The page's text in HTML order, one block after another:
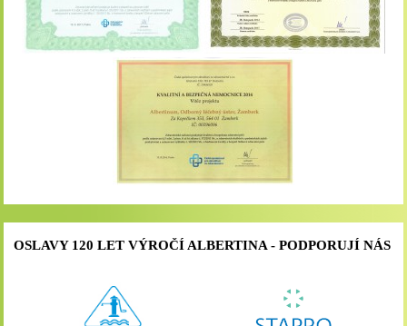
OSLAVY 120 LET VÝROČÍ ALBERTINA - PODPORUJÍ NÁS